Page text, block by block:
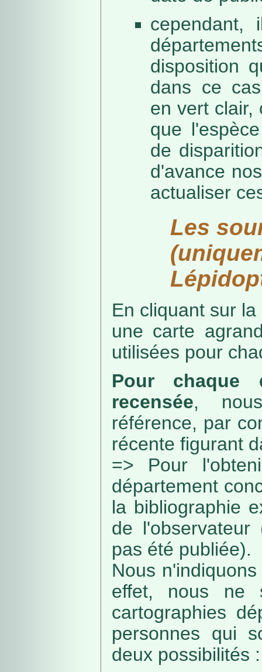
cependant,
disposition
dans ce
en vert clair,
que
de
d'avance
actualiser
Les
En cliquant sur
une carte
utilisées pour
Pour chaque
recensée,
référence, par
récente figurant
=> Pour
département
la bibliographie
de
pas été publiée).
Nous
effet, nous ne
cartographies
personnes qui
deux possibilités :